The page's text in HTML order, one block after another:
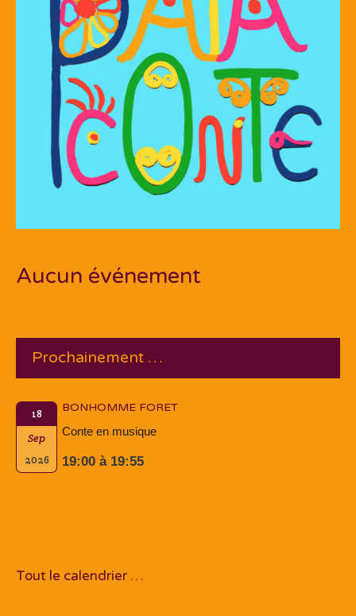
Aucun événement
Prochainement …
18
Sep
2026
BONHOMME FORET
Conte en musique
19:00 à 19:55
Tout le calendrier …